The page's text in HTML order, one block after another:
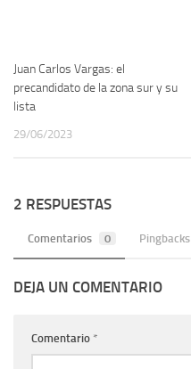
Juan Carlos Vargas: el
precandidato de la zona sur y su
lista
29/06/2023
2 RESPUESTAS
Comentarios 0 Pingbacks
DEJA UN COMENTARIO
Comentario *